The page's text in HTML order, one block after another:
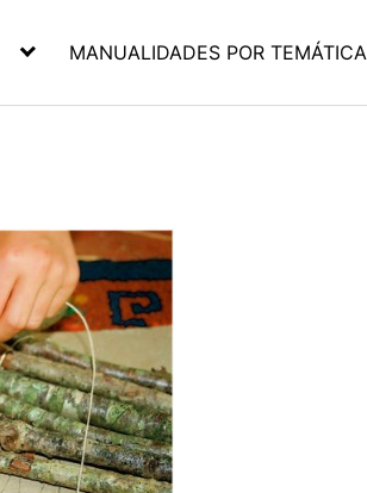
MANUALIDADES POR TEMÁTICA